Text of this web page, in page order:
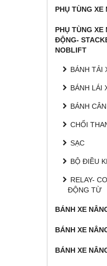
PHỤ TÙNG XE
PHỤ TÙNG
ĐỘNG-
NOBLIFT
BÁNH TẢI
BÁNH LÁI
BÁNH
CHỔI
SẠC
BỘ ĐIỀU
RELAY-
ĐỘNG TỪ
BÁNH XE
BÁNH XE
BÁNH XE